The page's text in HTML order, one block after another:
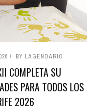
BY LAGENDARIO
COMPLETA SU
PARA TODOS LOS
2026